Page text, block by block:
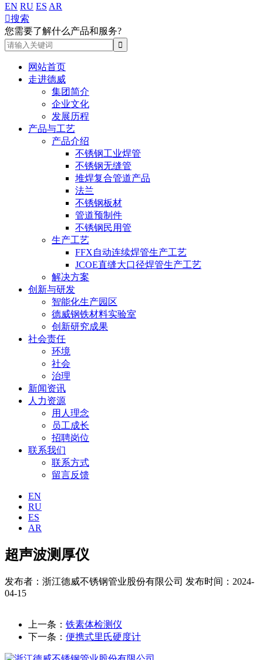
EN RU ES AR
搜索
您需要了解什么产品和服务?
网站首页
走进德威
集团简介
企业文化
发展历程
产品与工艺
产品介绍
不锈钢工业焊管
不锈钢无缝管
堆焊复合管道产品
法兰
不锈钢板材
管道预制件
不锈钢民用管
生产工艺
FFX自动连续焊管生产工艺
JCOE直缝大口径焊管生产工艺
解决方案
创新与研发
智能化生产园区
德威钢铁材料实验室
创新研究成果
社会责任
环境
社会
治理
新闻资讯
人力资源
用人理念
员工成长
招聘岗位
联系我们
联系方式
留言反馈
EN
RU
ES
AR
超声波测厚仪
发布者：浙江德威不锈钢管业股份有限公司 发布时间：2024-
04-15
上一条： 铁素体检测仪
下一条： 便携式里氏硬度计